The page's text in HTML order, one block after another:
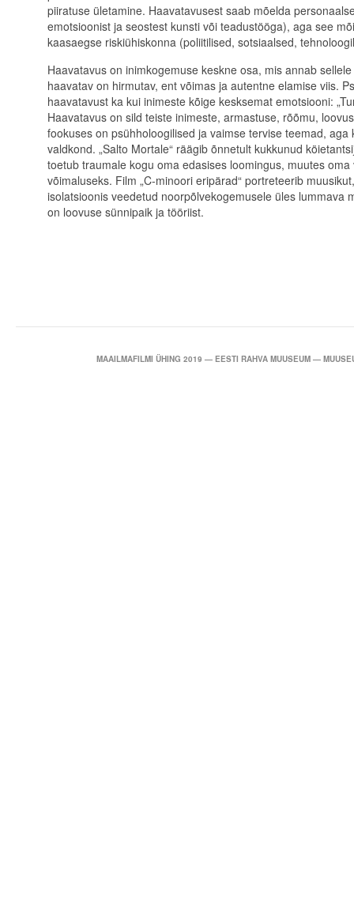
piiratuse ületamine. Haavatavusest saab mõelda
emotsioonist ja seostest kunsti või teadustööga), aga see
kaasaegse riskiühiskonna (poliitilised, sotsiaalsed,
Haavatavus on inimkogemuse keskne osa, mis annab
haavatav on hirmutav, ent võimas ja autentne elamise viis.
haavatavust ka kui inimeste kõige kesksemat emotsiooni:
Haavatavus on sild teiste inimeste, armastuse, rõõmu,
fookuses on psühholoogilised ja vaimse tervise teemad,
valdkond. „Salto Mortale“ räägib õnnetult kukkunud
toetub traumale kogu oma edasises loomingus, muutes
võimaluseks. Film „C-minoori eripärad“ portreteerib
isolatsioonis veedetud noorpõlvekogemusele üles lummava
on loovuse sünnipaik ja tööriist.
MAAILMAFILMI ÜHING 2019 — EESTI RAHVA MUUSEUM —